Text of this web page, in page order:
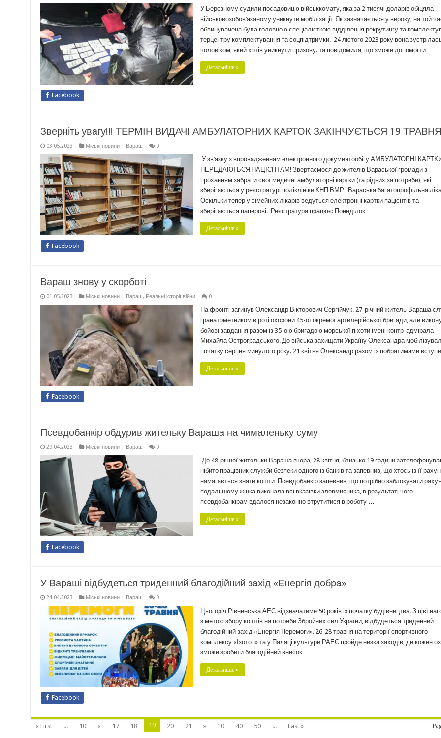
У Березному судили посадовицю військкомату, яка за 2 тисячі доларів обіцяла
військовозобов’язаному уникнути мобілізації Як зазначається у вироку, на той
обвинувачена була головною спеціалісткою відділення рекрутингу та
терцентру комплектування та соцпідтримки. 24 лютого 2023 року вона зустрілась
чоловіком, який хотів уникнути призову. та повідомила, що зможе допомогти …
Детальніше »
Facebook
Зверніть увагу!!! ТЕРМІН ВИДАЧІ АМБУЛАТОРНИХ КАРТОК ЗАКІНЧУЄТЬСЯ 19 ТРАВНЯ
03.05.2023 Міські новини | Вараш 0
У зв’язку з впровадженням електронного документообігу АМБУЛАТОРНІ
ПЕРЕДАЮТЬСЯ ПАЦІЄНТАМ! Звертаємося до жителів Вараської громади з
проханням забрати свої медичні амбулаторні картки (та рідних за потреби), які
зберігаються у реєстратурі поліклініки КНП ВМР “Вараська багатопрофільна
Оскільки тепер у сімейних лікарів ведуться електронні картки пацієнтів та
зберігаються паперові. Реєстратура працює: Понеділок …
Детальніше »
Facebook
Вараш знову у скорботі
01.05.2023 Міські новини | Вараш, Реальні історії війни 0
На фронті загинув Олександр Вікторович Сергійчук. 27-річний житель Вараша
гранатометником в роті охорони 45-ої окремої артилерійської бригади, але
бойові завдання разом із 35-ою бригадою морської піхоти імені контр-адмірала
Михайла Остроградського. До війська захищати Україну Олександра
початку серпня минулого року. 21 квітня Олександр разом із побратимами
Детальніше »
Facebook
Псевдобанкір обдурив жительку Вараша на чималеньку суму
29.04.2023 Міські новини | Вараш 0
До 48-річної жительки Вараша вчора, 28 квітня, близько 19 години
нібито працівник служби безпеки одного із банків та запевнив, що хтось із її
намагається зняти кошти Псевдобанкір запевнив, що потрібно заблокувати
подальшому жінка виконала всі вказівки зловмисника, в результаті чого
псевдобанкірам вдалося незаконно втрутитися в роботу …
Детальніше »
Facebook
У Вараші відбудеться триденний благодійний захід «Енергія добра»
24.04.2023 Міські новини | Вараш 0
Цьогоріч Рівненська АЕС відзначатиме 50 років із початку будівництва. З цієї
з метою збору коштів на потреби Збройних сил України, відбудеться триденний
благодійний захід «Енергія Перемоги». 26-28 травня на території спортивного
комплексу «Ізотоп» та у Палаці культури РАЕС пройде низка заходів, де кожен
зможе зробити благодійний внесок …
Детальніше »
Facebook
« First ... 10 « 17 18 19 20 21 » 30 40 50 ... Last »